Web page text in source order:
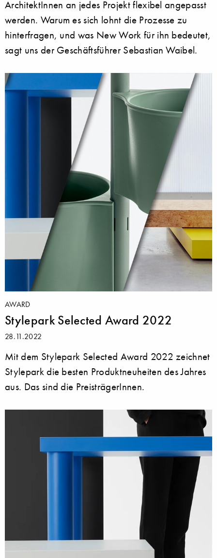
ArchitektInnen an jedes Projekt flexibel angepasst
werden. Warum es sich lohnt die Prozesse zu
hinterfragen, und was New Work für ihn bedeutet,
sagt uns der Geschäftsführer Sebastian Waibel.
AWARD
Stylepark Selected Award 2022
28.11.2022
Mit dem Stylepark Selected Award 2022 zeichnet
Stylepark die besten Produktneuheiten des Jahres
aus. Das sind die PreisträgerInnen.